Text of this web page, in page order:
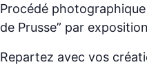
Procédé
de Prusse” par
Repartez avec vos